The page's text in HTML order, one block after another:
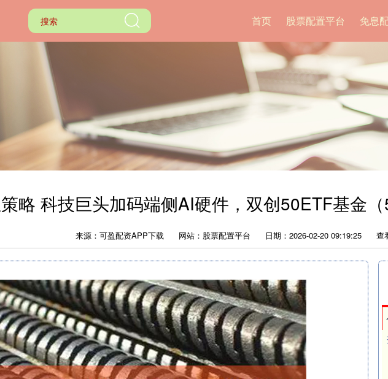
首页 股票配置平台 免息
略 科技巨头加码端侧AI硬件，双创50ETF基金
来源：可盈配资APP下载 网站：股票配置平台 日期：2026-02-20 09:19:25 查